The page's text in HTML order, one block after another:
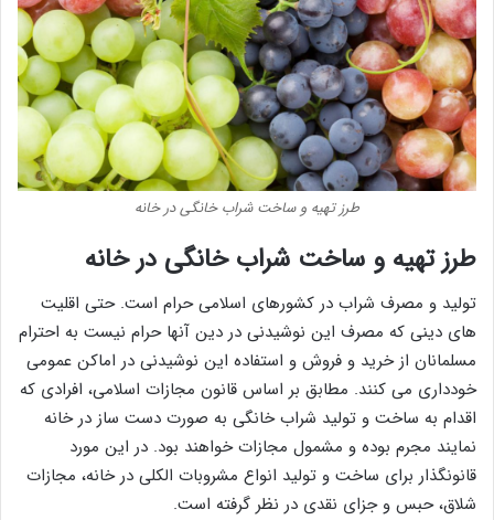
طرز تهیه و ساخت شراب خانگی در خانه
طرز تهیه و ساخت شراب خانگی در خانه
تولید و مصرف شراب در کشورهای اسلامی حرام است. حتی اقلیت
های دینی که مصرف این نوشیدنی در دین آنها حرام نیست به احترام
مسلمانان از خرید و فروش و استفاده این نوشیدنی در اماکن عمومی
خودداری می کنند. مطابق بر اساس قانون مجازات اسلامی، افرادی که
اقدام به ساخت و تولید شراب خانگی به صورت دست ساز در خانه
نمایند مجرم بوده و مشمول مجازات خواهند بود. در این مورد
قانونگذار برای ساخت و تولید انواع مشروبات الکلی در خانه، مجازات
شلاق، حبس و جزای نقدی در نظر گرفته است.